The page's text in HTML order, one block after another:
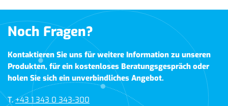
Noch Fragen?
Kontaktieren Sie uns für weitere Information zu unseren
Produkten, für ein kostenloses Beratungsgespräch oder
holen Sie sich ein unverbindliches Angebot.
T.+43 1 343 0 343-300